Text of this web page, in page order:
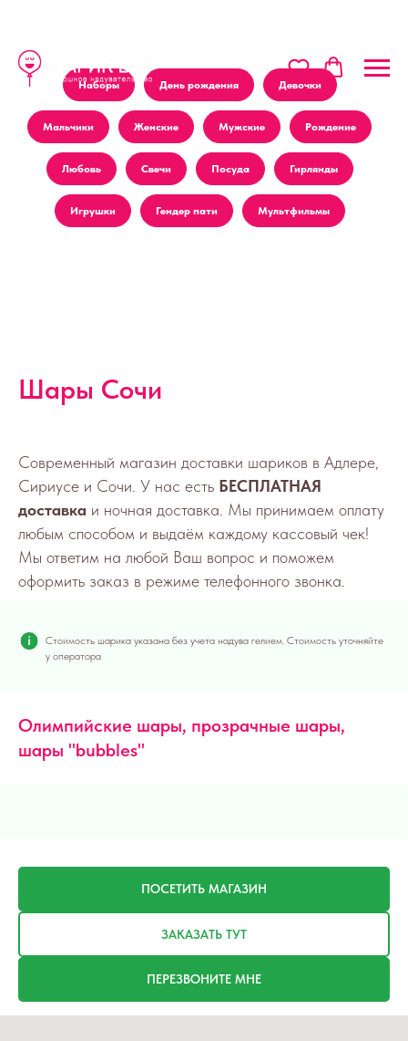
Наборы День рождения Девочки
Мальчики Женские Мужские Рождение
Любовь Свечи Посуда Гирлянды
Игрушки Гендер пати Мультфильмы
Шары Сочи
Современный магазин доставки шариков в Адлере,
Сириусе и Сочи. У нас есть БЕСПЛАТНАЯ
доставка и ночная доставка. Мы принимаем оплату
любым способом и выдаём каждому кассовый чек!
Мы ответим на любой Ваш вопрос и поможем
оформить заказ в режиме телефонного звонка.
Стоимость шарика указана без учета надува гелием. Стоимость уточняйте
у оператора
Олимпийские шары, прозрачные шары,
шары "bubbles"
ПОСЕТИТЬ МАГАЗИН
ЗАКАЗАТЬ ТУТ
ПЕРЕЗВОНИТЕ МНЕ